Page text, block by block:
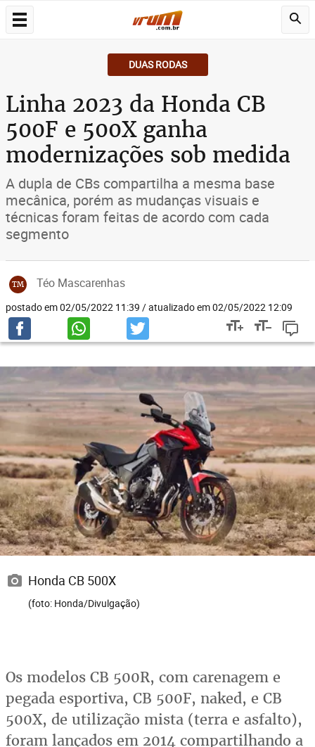
DUAS RODAS
Linha 2023 da Honda CB
500F e 500X ganha
modernizações sob medida
A dupla de CBs compartilha a mesma base
mecânica, porém as mudanças visuais e
técnicas foram feitas de acordo com cada
segmento
TM Téo Mascarenhas
postado em 02/05/2022 11:39 / atualizado em 02/05/2022 12:09
Honda CB 500X
(foto: Honda/Divulgação)
Os modelos CB 500R, com carenagem e
pegada esportiva, CB 500F, naked, e CB
500X, de utilização mista (terra e asfalto),
foram lançados em 2014 compartilhando a